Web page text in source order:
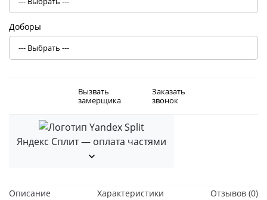
Доборы
Вызвать
замерщика
Заказать
звонок
Яндекс Сплит — оплата частями
Описание Характеристики Отзывов (0)